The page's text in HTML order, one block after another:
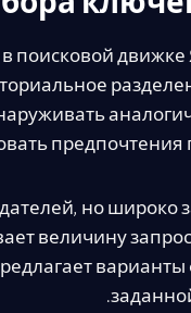
поисковой
предпочтения
но широко
величину